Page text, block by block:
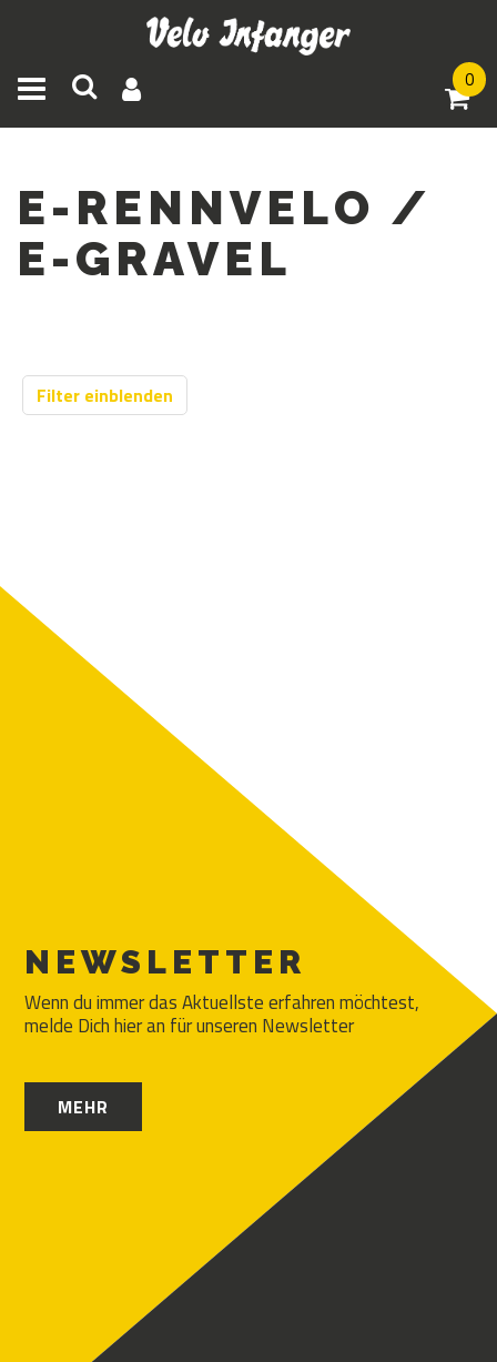
Toggle navigation 0
E-RENNVELO /
E-GRAVEL
Filter einblenden
NEWSLETTER
Wenn du immer das Aktuellste erfahren möchtest,
melde Dich hier an für unseren Newsletter
MEHR